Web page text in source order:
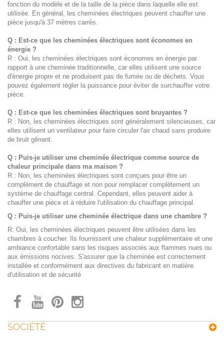
fonction du modèle et de la taille de la pièce dans laquelle elle est
utilisée. En général, les cheminées électriques peuvent chauffer une
pièce jusqu'à 37 mètres carrés.
Q : Est-ce que les cheminées électriques sont économes en
énergie ?
R : Oui, les cheminées électriques sont économes en énergie par
rapport à une cheminée traditionnelle, car elles utilisent une source
d'énergie propre et ne produisent pas de fumée ou de déchets. Vous
pouvez également régler la puissance pour éviter de surchauffer votre
pièce.
Q : Est-ce que les cheminées électriques sont bruyantes ?
R : Non, les cheminées électriques sont généralement silencieuses, car
elles utilisent un ventilateur pour faire circuler l'air chaud sans produire
de bruit gênant.
Q : Puis-je utiliser une cheminée électrique comme source de
chaleur principale dans ma maison ?
R : Non, les cheminées électriques sont conçues pour être un
complément de chauffage et non pour remplacer complètement un
système de chauffage central. Cependant, elles peuvent aider à
chauffer une pièce et à réduire l'utilisation du chauffage principal.
Q : Puis-je utiliser une cheminée électrique dans une chambre ?
R: Oui, les cheminées électriques peuvent être utilisées dans les
chambres à coucher. Ils fournissent une chaleur supplémentaire et une
ambiance confortable sans les risques associés aux flammes nues ou
aux émissions nocives. S'assurer que la cheminée est correctement
installée et conformément aux directives du fabricant en matière
d'utilisation et de sécurité
SOCIÉTÉ